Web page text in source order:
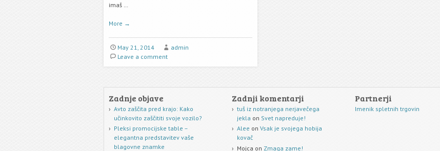
imaš …
More →
May 21, 2014
admin
Leave a comment
Zadnje objave
Avto zaščita pred krajo: Kako
učinkovito zaščititi svoje vozilo?
Pleksi promocijske table –
elegantna predstavitev vaše
blagovne znamke
Zadnji komentarji
tuš iz notranjega nerjavečega
jekla on Svet napreduje!
Alee on Vsak je svojega hobija
kovač
Mojca on Zmaga zame!
Partnerji
Imenik spletnih trgovin